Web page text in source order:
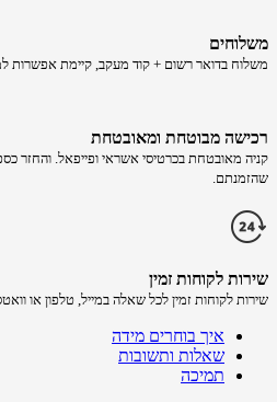
משלוחים
משלוח​ ב​דואר רשום + קוד מעקב​​, קיימת אפשרות
רכישה​ מבוטחת ​ומאובטחת
קניה מאובטחת בכרטיסי אשראי ופייפאל. והחזר
שהזמנתם.
שירות לקוחות זמין
שירות לקוחות זמין לכל שאלה במייל, טלפון או
איך בוחרים מידה
שאלות ותשובות
תמיכה